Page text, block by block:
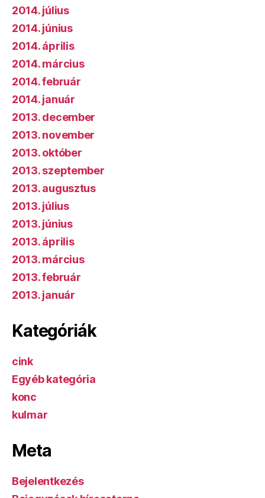
2014. július
2014. június
2014. április
2014. március
2014. február
2014. január
2013. december
2013. november
2013. október
2013. szeptember
2013. augusztus
2013. július
2013. június
2013. április
2013. március
2013. február
2013. január
Kategóriák
cink
Egyéb kategória
konc
kulmar
Meta
Bejelentkezés